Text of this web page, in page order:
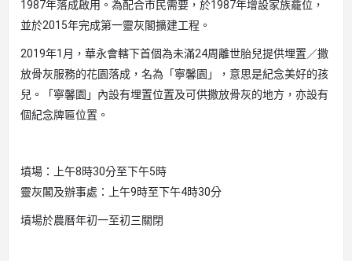
1987年落成啟用。為配合市民需要，於1987年增設家族龕位，
並於2015年完成第一靈灰閣擴建工程。
2019年1月，華永會轄下首個為未滿24周離世胎兒提供埋置／撒
放骨灰服務的花園落成，名為「寧馨園」，意思是紀念美好的孩
兒。「寧馨園」內設有埋置位置及可供撒放骨灰的地方，亦設有
個紀念牌匾位置。
墳場：上午8時30分至下午5時
靈灰閣及辦事處：上午9時至下午4時30分
墳場於農曆年初一至初三關閉